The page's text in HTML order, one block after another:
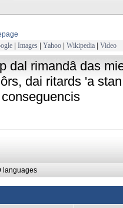
| Images | Yahoo | Wikipedia | Video
dal rimandâ das
dai ritards 'a
languages